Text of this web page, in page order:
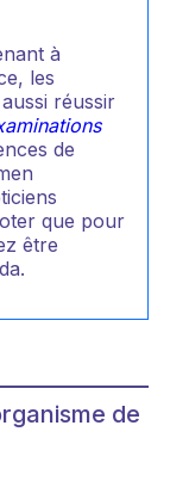
à
les
réussir
de
que pour
être
de